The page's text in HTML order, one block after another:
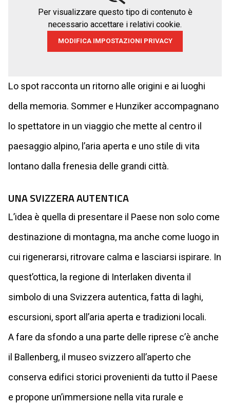
Per visualizzare questo tipo di contenuto è
necessario accettare i relativi cookie.
MODIFICA IMPOSTAZIONI PRIVACY
Lo spot racconta un ritorno alle origini e ai luoghi
della memoria. Sommer e Hunziker accompagnano
lo spettatore in un viaggio che mette al centro il
paesaggio alpino, l’aria aperta e uno stile di vita
lontano dalla frenesia delle grandi città.
UNA SVIZZERA AUTENTICA
L’idea è quella di presentare il Paese non solo come
destinazione di montagna, ma anche come luogo in
cui rigenerarsi, ritrovare calma e lasciarsi ispirare. In
quest’ottica, la regione di Interlaken diventa il
simbolo di una Svizzera autentica, fatta di laghi,
escursioni, sport all’aria aperta e tradizioni locali.
A fare da sfondo a una parte delle riprese c’è anche
il Ballenberg, il museo svizzero all’aperto che
conserva edifici storici provenienti da tutto il Paese
e propone un’immersione nella vita rurale e